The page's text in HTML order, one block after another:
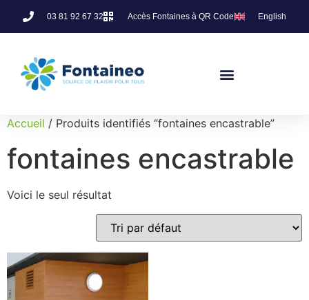
03 81 92 67 32 Accès Fontaines à QR Code English
Accueil / Produits identifiés “fontaines encastrable”
fontaines encastrable
Voici le seul résultat